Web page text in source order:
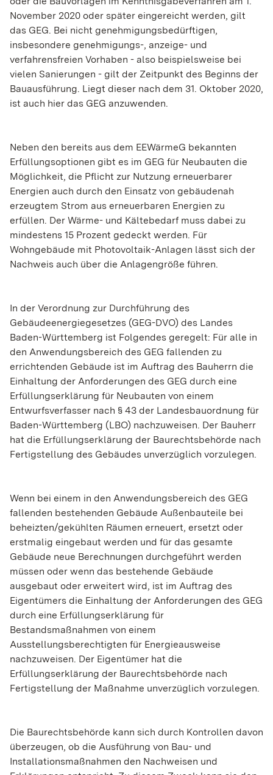
November 2020 oder später eingereicht werden, gilt
das GEG. Bei nicht genehmigungsbedürftigen,
insbesondere genehmigungs-, anzeige- und
verfahrensfreien Vorhaben - also beispielsweise bei
vielen Sanierungen - gilt der Zeitpunkt des Beginns der
Bauausführung. Liegt dieser nach dem 31. Oktober 2020,
ist auch hier das GEG anzuwenden.
Neben den bereits aus dem EEWärmeG bekannten
Erfüllungsoptionen gibt es im GEG für Neubauten die
Möglichkeit, die Pflicht zur Nutzung erneuerbarer
Energien auch durch den Einsatz von gebäudenah
erzeugtem Strom aus erneuerbaren Energien zu
erfüllen. Der Wärme- und Kältebedarf muss dabei zu
mindestens 15 Prozent gedeckt werden. Für
Wohngebäude mit Photovoltaik-Anlagen lässt sich der
Nachweis auch über die Anlagengröße führen.
In der Verordnung zur Durchführung des
Gebäudeenergiegesetzes (GEG-DVO) des Landes
Baden-Württemberg ist Folgendes geregelt: Für alle in
den Anwendungsbereich des GEG fallenden zu
errichtenden Gebäude ist im Auftrag des Bauherrn die
Einhaltung der Anforderungen des GEG durch eine
Erfüllungserklärung für Neubauten von einem
Entwurfsverfasser nach § 43 der Landesbauordnung für
Baden-Württemberg (LBO) nachzuweisen. Der Bauherr
hat die Erfüllungserklärung der Baurechtsbehörde nach
Fertigstellung des Gebäudes unverzüglich vorzulegen.
Wenn bei einem in den Anwendungsbereich des GEG
fallenden bestehenden Gebäude Außenbauteile bei
beheizten/gekühlten Räumen erneuert, ersetzt oder
erstmalig eingebaut werden und für das gesamte
Gebäude neue Berechnungen durchgeführt werden
müssen oder wenn das bestehende Gebäude
ausgebaut oder erweitert wird, ist im Auftrag des
Eigentümers die Einhaltung der Anforderungen des GEG
durch eine Erfüllungserklärung für
Bestandsmaßnahmen von einem
Ausstellungsberechtigten für Energieausweise
nachzuweisen. Der Eigentümer hat die
Erfüllungserklärung der Baurechtsbehörde nach
Fertigstellung der Maßnahme unverzüglich vorzulegen.
Die Baurechtsbehörde kann sich durch Kontrollen davon
überzeugen, ob die Ausführung von Bau- und
Installationsmaßnahmen den Nachweisen und